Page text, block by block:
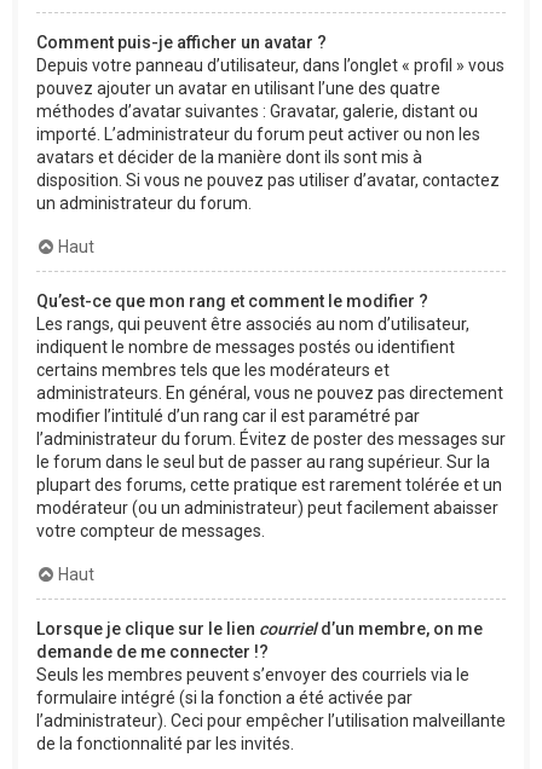
Comment puis-je afficher un avatar ?
Depuis votre panneau d’utilisateur, dans l’onglet « profil » vous
pouvez ajouter un avatar en utilisant l’une des quatre
méthodes d’avatar suivantes : Gravatar, galerie, distant ou
importé. L’administrateur du forum peut activer ou non les
avatars et décider de la manière dont ils sont mis à
disposition. Si vous ne pouvez pas utiliser d’avatar, contactez
un administrateur du forum.
Haut
Qu’est-ce que mon rang et comment le modifier ?
Les rangs, qui peuvent être associés au nom d’utilisateur,
indiquent le nombre de messages postés ou identifient
certains membres tels que les modérateurs et
administrateurs. En général, vous ne pouvez pas directement
modifier l’intitulé d’un rang car il est paramétré par
l’administrateur du forum. Évitez de poster des messages sur
le forum dans le seul but de passer au rang supérieur. Sur la
plupart des forums, cette pratique est rarement tolérée et un
modérateur (ou un administrateur) peut facilement abaisser
votre compteur de messages.
Haut
Lorsque je clique sur le lien courrield’un membre, on me
demande de me connecter !?
Seuls les membres peuvent s’envoyer des courriels via le
formulaire intégré (si la fonction a été activée par
l’administrateur). Ceci pour empêcher l’utilisation malveillante
de la fonctionnalité par les invités.